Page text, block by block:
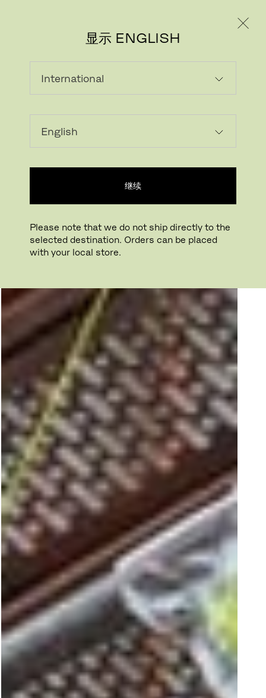
显示 ENGLISH
继续
Please note that we do not ship directly to the
selected destination. Orders can be placed
with your local store.